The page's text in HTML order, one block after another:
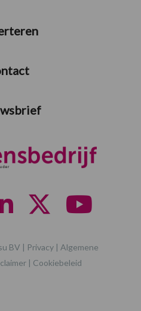
BV | Privacy | Algemene
| Cookiebeleid